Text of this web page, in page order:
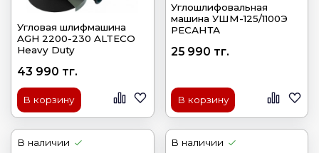
Угловая шлифмашина
AGH 2200-230 ALTECO
Heavy Duty
43 990 тг.
В корзину
Углошлифовальная
машина УШМ-125/1100Э
РЕСАНТА
25 990 тг.
В корзину
В наличии
В наличии